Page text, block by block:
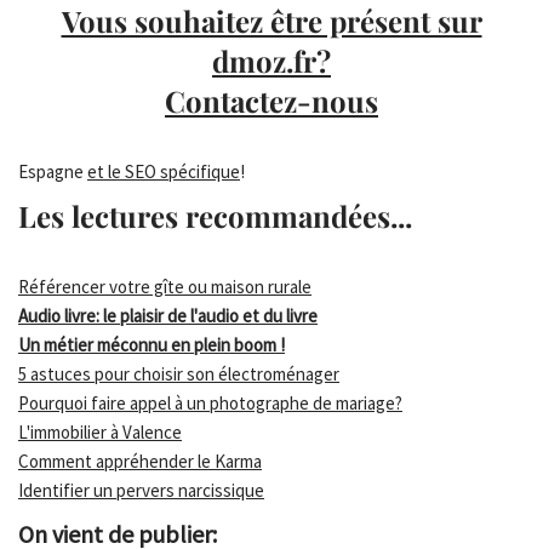
Vous souhaitez être présent sur
dmoz.fr?
Contactez-nous
Espagne et le SEO spécifique!
Les lectures recommandées...
Référencer votre gîte ou maison rurale
Audio livre: le plaisir de l'audio et du livre
Un métier méconnu en plein boom !
5 astuces pour choisir son électroménager
Pourquoi faire appel à un photographe de mariage?
L'immobilier à Valence
Comment appréhender le Karma
Identifier un pervers narcissique
On vient de publier: